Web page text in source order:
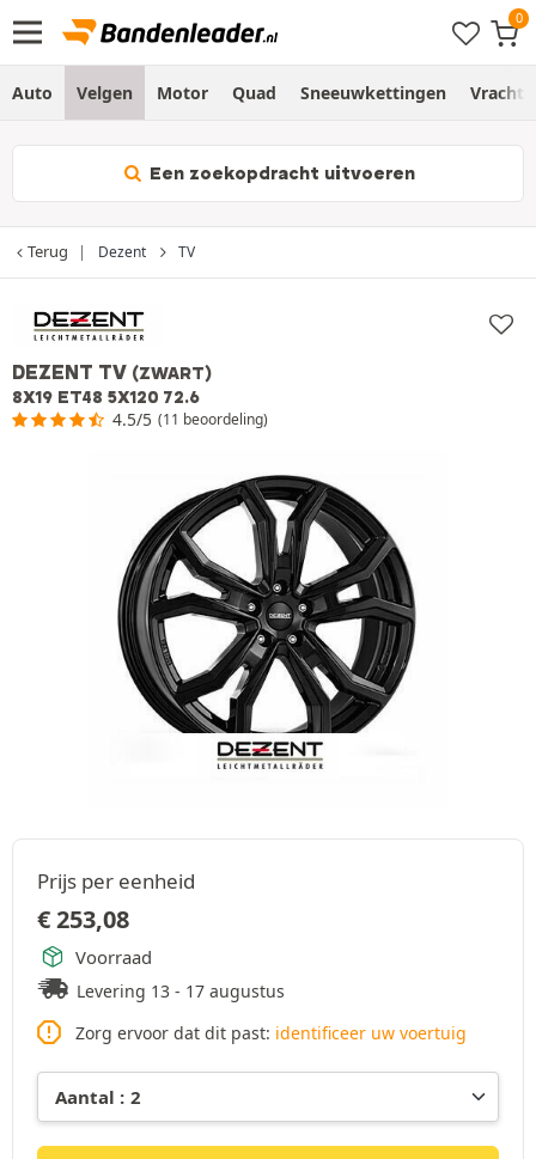
Auto Velgen Motor Quad Sneeuwkettingen
Een zoekopdracht uitvoeren
Terug Dezent TV
DEZENT TV (ZWART)
8X19 ET48 5X120 72.6
4.5/5 (11 beoordeling)
Prijs per eenheid
€253,08
Voorraad
Levering 13 - 17 augustus
Zorg ervoor dat dit past: identificeer uw voertuig